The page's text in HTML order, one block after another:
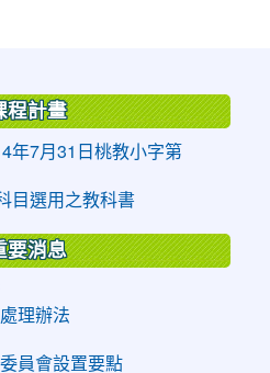
程計畫
年7月31日桃教小字第
目選用之教科書
要消息
理辦法
員會設置要點